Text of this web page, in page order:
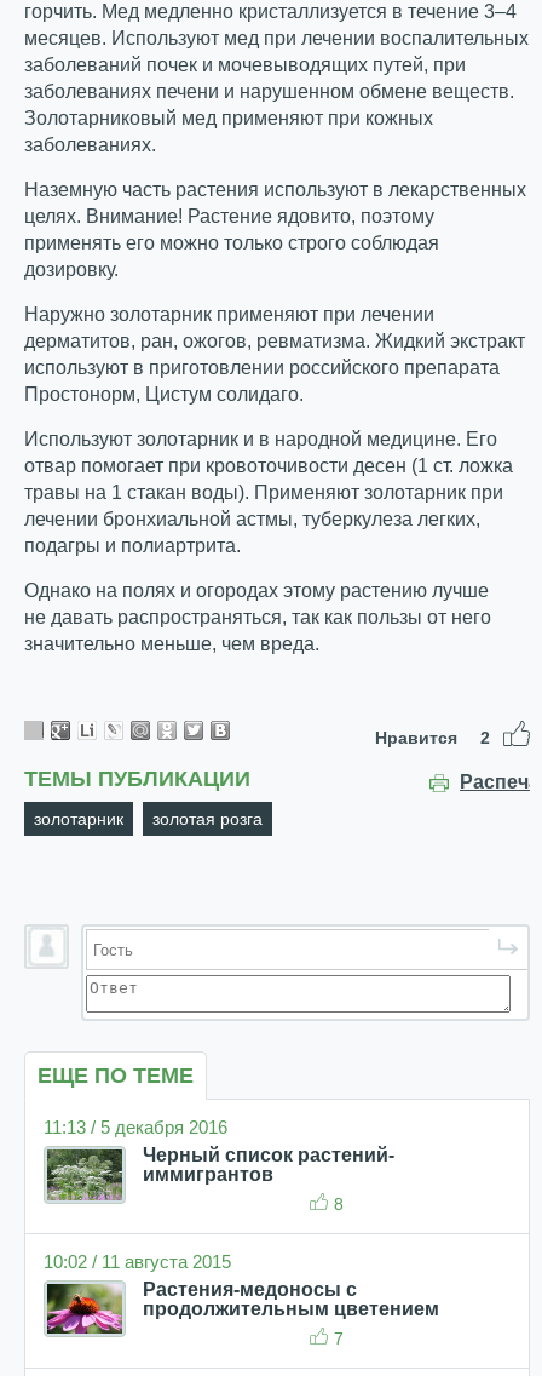
горчить. Мед медленно кристаллизуется в течение 3–4
месяцев. Используют мед при лечении воспалительных
заболеваний почек и мочевыводящих путей, при
заболеваниях печени и нарушенном обмене веществ.
Золотарниковый мед применяют при кожных
заболеваниях.
Наземную часть растения используют в лекарственных
целях. Внимание! Растение ядовито, поэтому
применять его можно только строго соблюдая
дозировку.
Наружно золотарник применяют при лечении
дерматитов, ран, ожогов, ревматизма. Жидкий экстракт
используют в приготовлении российского препарата
Простонорм, Цистум солидаго.
Используют золотарник и в народной медицине. Его
отвар помогает при кровоточивости десен (1 ст. ложка
травы на 1 стакан воды). Применяют золотарник при
лечении бронхиальной астмы, туберкулеза легких,
подагры и полиартрита.
Однако на полях и огородах этому растению лучше
не давать распространяться, так как пользы от него
значительно меньше, чем вреда.
Нравится 2
ТЕМЫ ПУБЛИКАЦИИ
золотарник золотая розга
ЕЩЕ ПО ТЕМЕ
11:13 / 5 декабря 2016
Черный список растений-
иммигрантов
8
10:02 / 11 августа 2015
Растения-медоносы с
продолжительным цветением
7